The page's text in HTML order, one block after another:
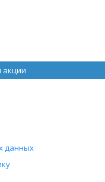
акции
данных